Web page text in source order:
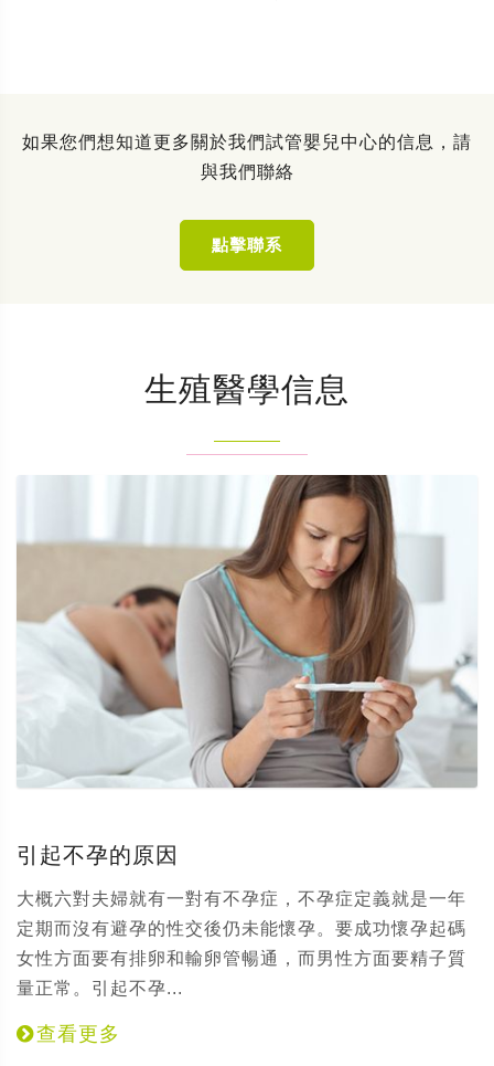
如果您們想知道更多關於我們試管嬰兒中心的信息，請
與我們聯絡
點擊聯系
生殖醫學信息
引起不孕的原因
大概六對夫婦就有一對有不孕症，不孕症定義就是一年
定期而沒有避孕的性交後仍未能懷孕。要成功懷孕起碼
女性方面要有排卵和輸卵管暢通，而男性方面要精子質
量正常。引起不孕...
查看更多